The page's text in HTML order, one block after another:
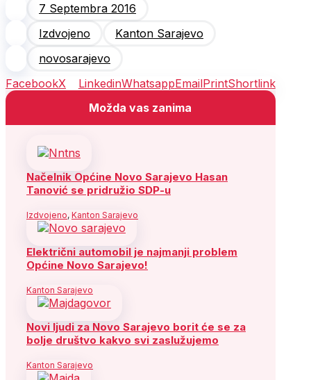
7 Septembra 2016
Izdvojeno
Kanton Sarajevo
novosarajevo
FacebookX LinkedinWhatsappEmailPrintShortlink
Možda vas zanima
Načelnik Općine Novo Sarajevo Hasan
Tanović se pridružio SDP-u
Izdvojeno, Kanton Sarajevo
Električni automobil je najmanji problem
Općine Novo Sarajevo!
Kanton Sarajevo
Novi ljudi za Novo Sarajevo borit će se za
bolje društvo kakvo svi zaslužujemo
Kanton Sarajevo